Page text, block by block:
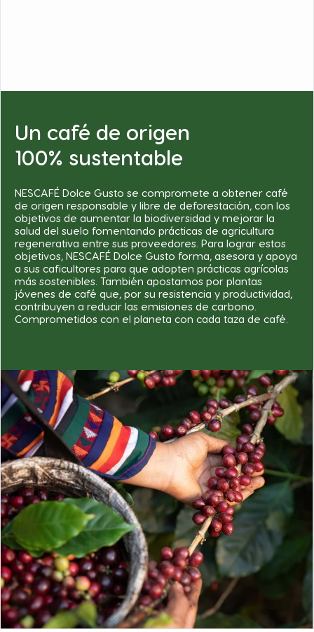
Un café de origen
100% sustentable
NESCAFÉ Dolce Gusto se compromete a obtener café
de origen responsable y libre de deforestación, con los
objetivos de aumentar la biodiversidad y mejorar la
salud del suelo fomentando prácticas de agricultura
regenerativa entre sus proveedores. Para lograr estos
objetivos, NESCAFÉ Dolce Gusto forma, asesora y apoya
a sus caficultores para que adopten prácticas agrícolas
más sostenibles. También apostamos por plantas
jóvenes de café que, por su resistencia y productividad,
contribuyen a reducir las emisiones de carbono.
Comprometidos con el planeta con cada taza de café.